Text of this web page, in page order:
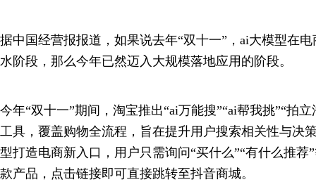
据中国经营报报道，如果说去年“双十一”，ai大模型在
水阶段，那么今年已然迈入大规模落地应用的阶段。
今年“双十一”期间，淘宝推出“ai万能搜”“ai帮我挑”“拍
工具，覆盖购物全流程，旨在提升用户搜索相关性与决
型打造电商新入口，用户只需询问“买什么”“有什么推荐
款产品，点击链接即可直接跳转至抖音商城。